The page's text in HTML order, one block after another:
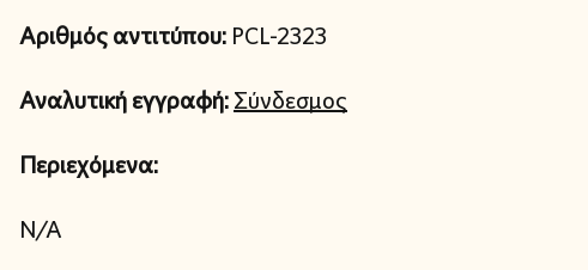
Αριθμός αντιτύπου: PCL-2323
Αναλυτική εγγραφή:Σύνδεσμος
Περιεχόμενα:
N/A